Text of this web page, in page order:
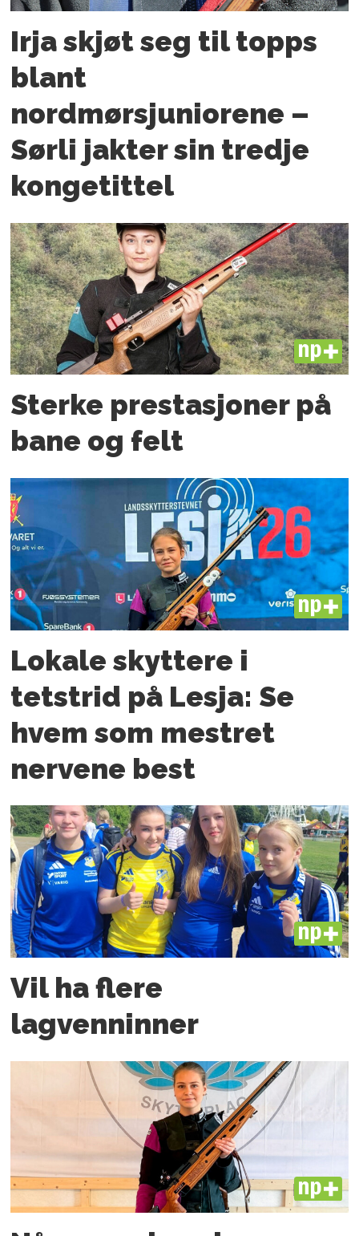
Irja skjøt seg til topps
blant
nordmørsjuniorene –
Sørli jakter sin tredje
kongetittel
PLUS
Sterke prestasjoner på
bane og felt
PLUS
Lokale skyttere i
tetstrid på Lesja: Se
hvem som mestret
nervene best
PLUS
Vil ha flere
lagvenninner
PLUS